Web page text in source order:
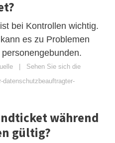
bei Kontrollen wichtig.
es zu Problemen
| Sehen Sie sich die
datenschutzbeauftragter-
während
gültig?